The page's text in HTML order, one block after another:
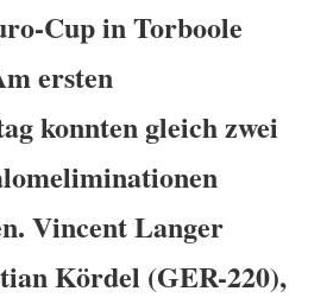
Cup in Torboole
ersten
konnten gleich zwei
Vincent Langer
Kördel (GER-220),